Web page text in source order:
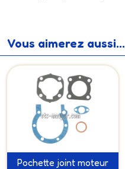
Vous aimerez aussi...
Pochette joint moteur